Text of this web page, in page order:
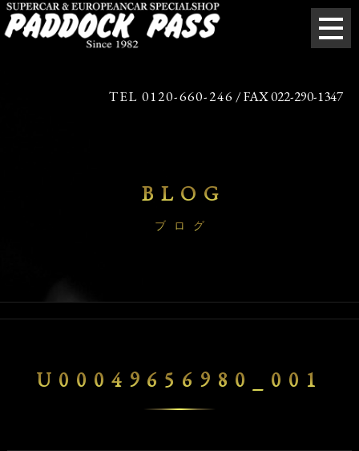
TEL 0120-660-246 / FAX 022-290-1347
BLOG
ブログ
U00049656980_001